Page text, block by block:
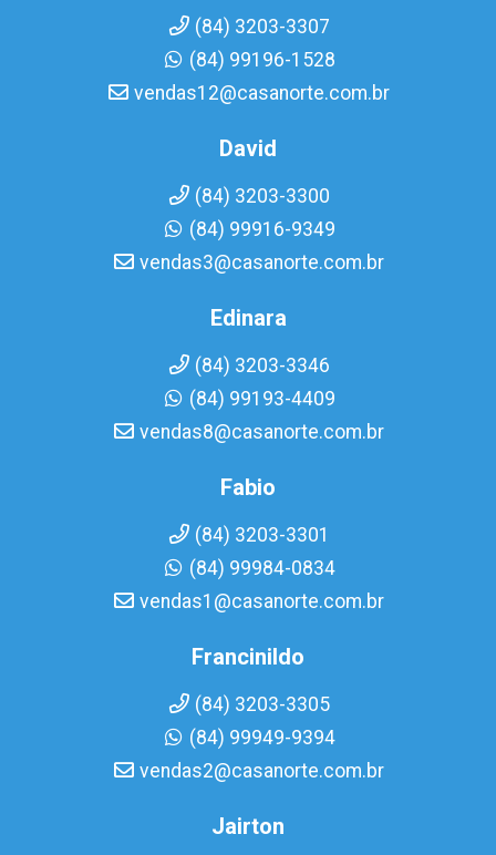
(84) 3203-3307
(84) 99196-1528
vendas12@casanorte.com.br
David
(84) 3203-3300
(84) 99916-9349
vendas3@casanorte.com.br
Edinara
(84) 3203-3346
(84) 99193-4409
vendas8@casanorte.com.br
Fabio
(84) 3203-3301
(84) 99984-0834
vendas1@casanorte.com.br
Francinildo
(84) 3203-3305
(84) 99949-9394
vendas2@casanorte.com.br
Jairton